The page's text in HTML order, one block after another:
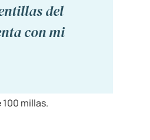
del
con mi
millas.